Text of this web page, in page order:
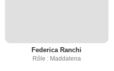
Federica Ranchi
Rôle : Maddalena